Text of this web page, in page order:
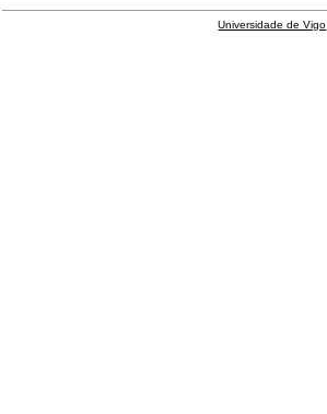
Universidade de Vigo